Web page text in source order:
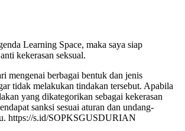
Learning Space, maka saya siap
kekerasan seksual.
mengenai berbagai bentuk dan jenis
tidak melakukan tindakan tersebut. Apabila
yang dikategorikan sebagai kekerasan
sanksi sesuai aturan dan undang-
https://s.id/SOPKSGUSDURIAN